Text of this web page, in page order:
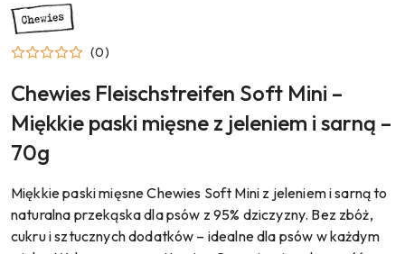
NAZWA
PRODUCENTA:
CHEWIES
(0)
Chewies Fleischstreifen Soft Mini –
Miękkie paski mięsne z jeleniem i sarną –
70g
Miękkie paski mięsne Chewies Soft Mini z jeleniem i sarną to
naturalna przekąska dla psów z 95% dziczyzny. Bez zbóż,
cukru i sztucznych dodatków – idealne dla psów w każdym